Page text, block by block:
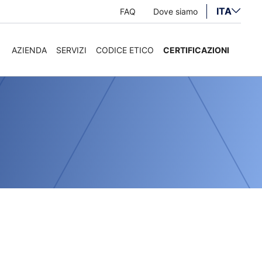
FAQ Dove siamo ITA
AZIENDA SERVIZI CODICE ETICO CERTIFICAZIONI